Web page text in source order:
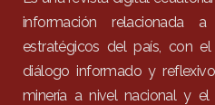
información relacionada
estratégicos del país, con
diálogo informado y
minería a nivel nacional y